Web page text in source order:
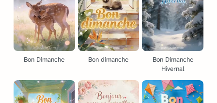
Bon Dimanche Bon dimanche
Bon Dimanche
Hivernal